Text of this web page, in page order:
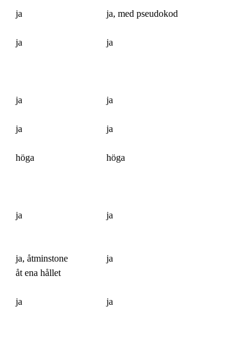
ja ja, med pseudokod
ja ja
ja ja
ja ja
höga höga
ja ja
ja, åtminstone
åt ena hållet
ja
ja ja